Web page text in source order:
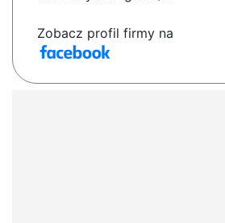
Zobacz profil firmy na